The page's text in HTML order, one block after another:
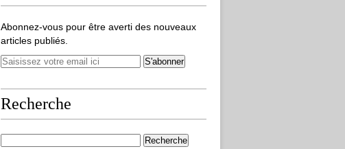
Abonnez-vous pour être averti des nouveaux
articles publiés.
Recherche